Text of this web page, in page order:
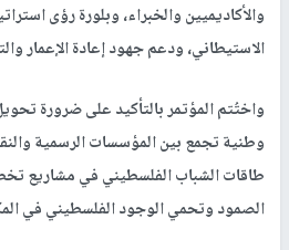
والأكاديميين والخبراء، وبلورة رؤى
الاستيطاني، ودعم جهود إعادة الإعمار
واختُتم المؤتمر بالتأكيد على ضرورة
وطنية تجمع بين المؤسسات الرسمية
طاقات الشباب الفلسطيني في مشاريع
الصمود وتحمي الوجود الفلسطيني في